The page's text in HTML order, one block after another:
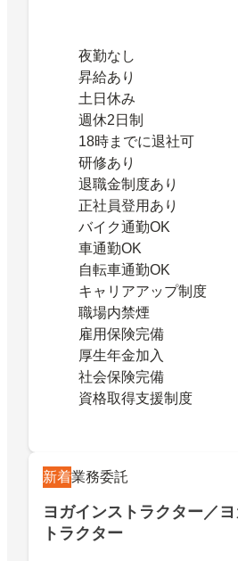
夜勤なし
昇給あり
土日休み
週休2日制
18時までに退社可
研修あり
退職金制度あり
正社員登用あり
バイク通勤OK
車通勤OK
自転車通勤OK
キャリアアップ制度
職場内禁煙
雇用保険完備
厚生年金加入
社会保険完備
資格取得支援制度
新着業務委託
ヨガインストラクター／
トラクター